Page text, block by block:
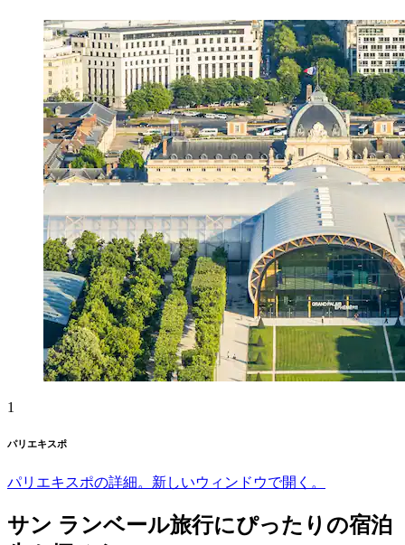
1
パリエキスポ
パリエキスポの詳細。新しいウィンドウで開く。
サン ランベール旅行にぴったりの宿泊